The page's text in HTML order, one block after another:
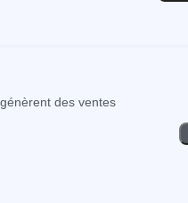
des ventes